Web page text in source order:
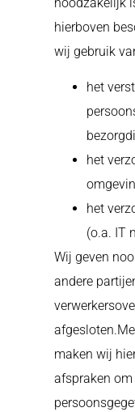
hierboven
wij gebruik
het
het
het
(o.a. IT
Wij geven
andere
maken wij
afspraken